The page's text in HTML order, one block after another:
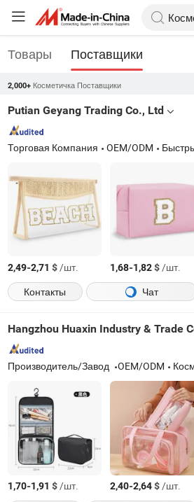
Товары Поставщики
2,000+ Косметичка Поставщики
Putian Geyang Trading Co., Ltd
Торговая Компания OEM/ODM
2,49-2,71 $/шт. 1,68-1,82$/шт.
Контакты
Чат
Hangzhou Huaxin Industry & Trade
Производитель/Завод OEM/ODM Косметичка,
1,70-1,91 $/шт. 2,40-2,64$/шт.